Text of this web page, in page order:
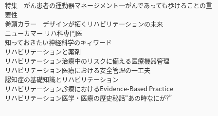
特集 がん患者の運動器マネージメント─がんであっても歩けることの重
要性
巻頭カラー デザインが拓くリハビリテーションの未来
ニューカマー リハ科専門医
知っておきたい神経科学のキィワード
リハビリテーションと薬剤
リハビリテーション治療中のリスクに備える医療機器管理
リハビリテーション医療における安全管理の一工夫
認知症の基礎知識とリハビリテーション
リハビリテーション診療におけるEvidence-Based Practice
リハビリテーション医学・医療の歴史秘話“あの時なにが?”